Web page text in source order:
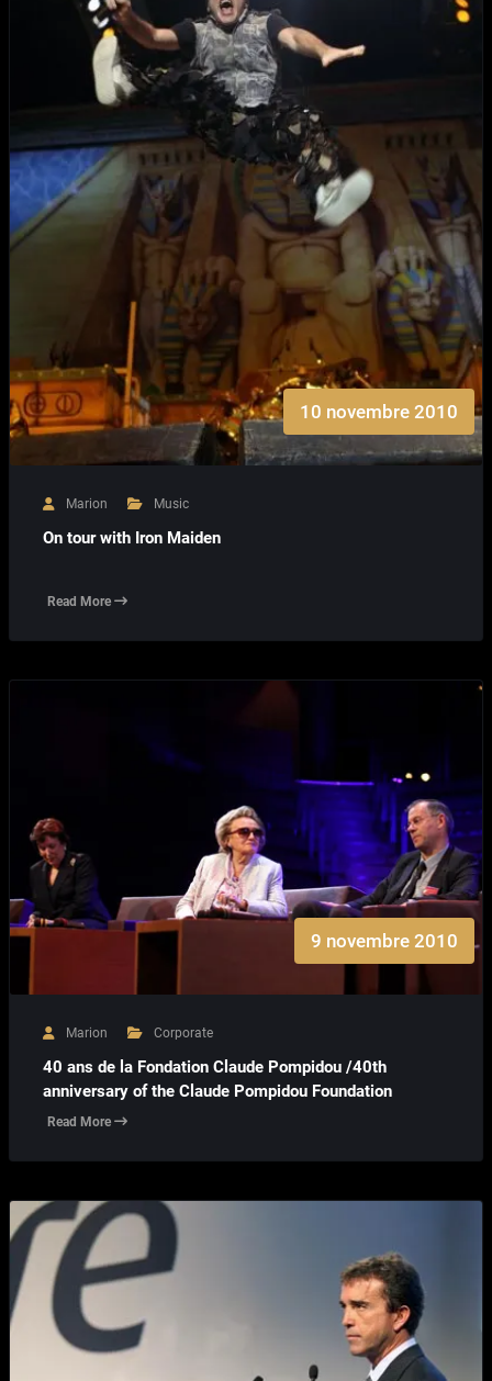
10 novembre 2010
Marion Music
On tour with Iron Maiden
Read More
9 novembre 2010
Marion Corporate
40 ans de la Fondation Claude Pompidou /40th
anniversary of the Claude Pompidou Foundation
Read More